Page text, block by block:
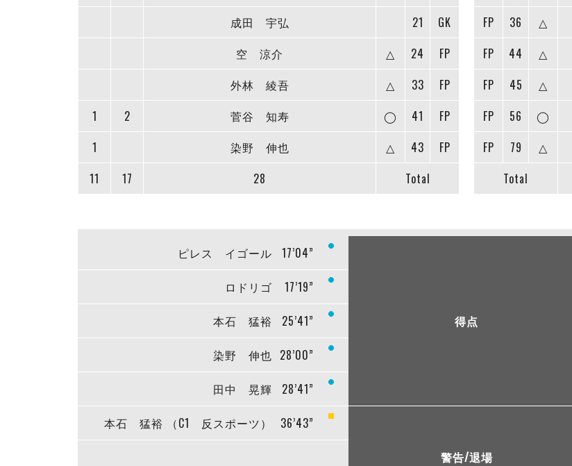
成田 宇弘
21
GK
空 涼介
△ 24
FP
外林 綾吾
△ 33
FP
1
2 菅谷 知寿 ◯ 41
FP
1
染野 伸也 △ 43
FP
11
17 28 Total
FP
36 △
FP
44 △
FP
45 △
FP
56 ◯
FP
79 △
Total
ピレス イゴール 17’04”
得点
ロドリゴ 17’19”
本石 猛裕 25’41”
染野 伸也 28’00”
田中 晃輝 28’41”
本石 猛裕 （C1 反スポーツ） 36’43”
警告/退場